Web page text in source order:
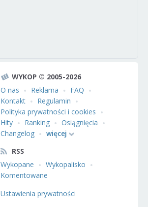
WYKOP © 2005-2026
O nas
Reklama
FAQ
Kontakt
Regulamin
Polityka prywatności i cookies
Hity
Ranking
Osiągnięcia
Changelog
więcej
RSS
Wykopane
Wykopalisko
Komentowane
Ustawienia prywatności